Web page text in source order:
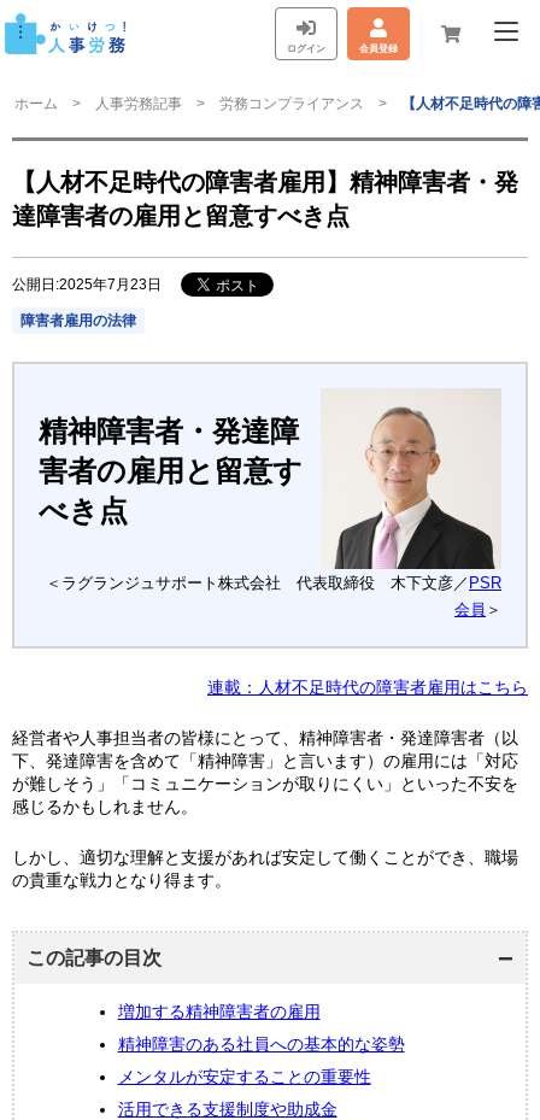
ログイン 会員登録
ホーム 人事労務記事 労務コンプライアンス 【人材不足時代の
【人材不足時代の障害者雇用】精神障害者・発
達障害者の雇用と留意すべき点
公開日:2025年7月23日
障害者雇用の法律
精神障害者・発達障
害者の雇用と留意す
べき点
＜ラグランジュサポート株式会社 代表取締役 木下文彦／ PSR
会員 ＞
連載：人材不足時代の障害者雇用はこちら
経営者や人事担当者の皆様にとって、精神障害者・発達障害者（以
下、発達障害を含めて「精神障害」と言います）の雇用には「対応
が難しそう」「コミュニケーションが取りにくい」といった不安を
感じるかもしれません。
しかし、適切な理解と支援があれば安定して働くことができ、職場
の貴重な戦力となり得ます。
この記事の目次
増加する精神障害者の雇用
精神障害のある社員への基本的な姿勢
メンタルが安定することの重要性
活用できる支援制度や助成金